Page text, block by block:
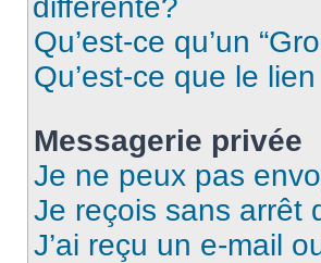
différente?
Qu’est-ce qu’un
Qu’est-ce que le
Messagerie privée
Je ne peux pas
Je reçois sans arrêt
J’ai reçu un e-mail